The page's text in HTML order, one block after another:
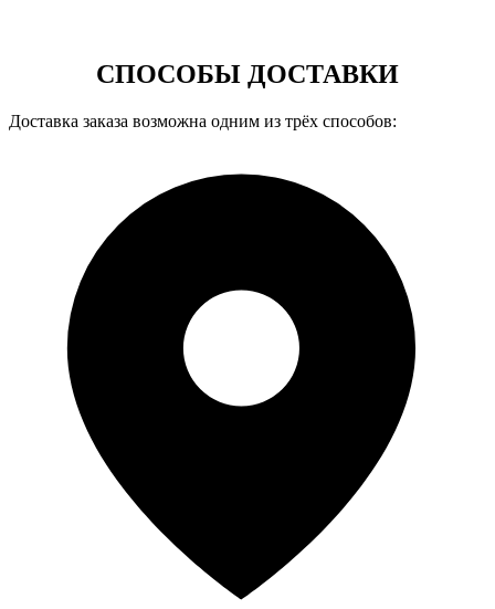
СПОСОБЫ ДОСТАВКИ
Доставка заказа возможна одним из трёх способов: